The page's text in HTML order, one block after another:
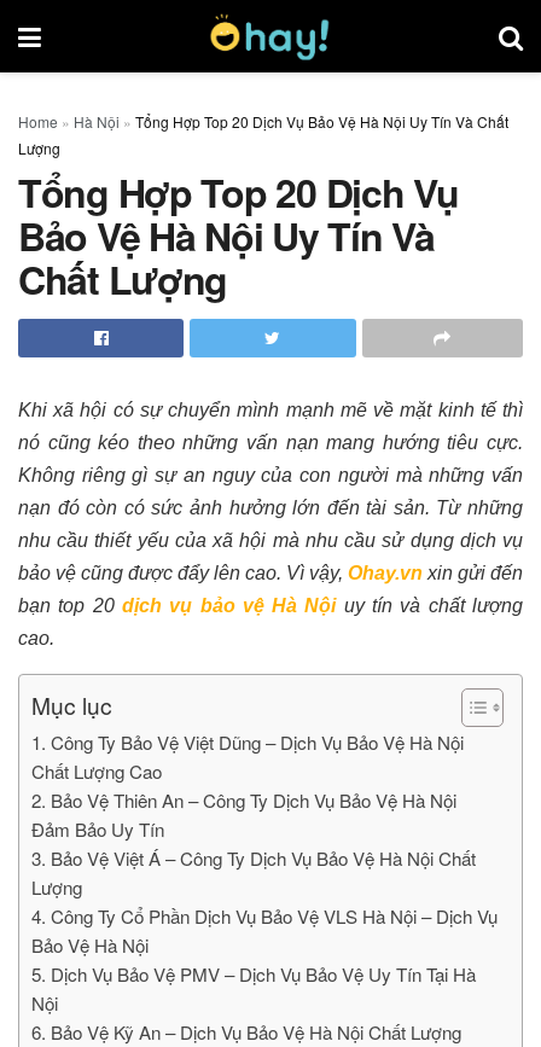
Home » Hà Nội » Tổng Hợp Top 20 Dịch Vụ Bảo Vệ Hà Nội Uy Tín Và Chất
Lượng
Tổng Hợp Top 20 Dịch Vụ
Bảo Vệ Hà Nội Uy Tín Và
Chất Lượng
Khi xã hội có sự chuyển mình mạnh mẽ về mặt kinh tế thì
nó cũng kéo theo những vấn nạn mang hướng tiêu cực.
Không riêng gì sự an nguy của con người mà những vấn
nạn đó còn có sức ảnh hưởng lớn đến tài sản. Từ những
nhu cầu thiết yếu của xã hội mà nhu cầu sử dụng dịch vụ
bảo vệ cũng được đẩy lên cao. Vì vậy, Ohay.vn xin gửi đến
bạn top 20dịch vụ bảo vệ Hà Nộiuy tín và chất lượng
cao.
Mục lục
1. Công Ty Bảo Vệ Việt Dũng – Dịch Vụ Bảo Vệ Hà Nội
Chất Lượng Cao
2. Bảo Vệ Thiên An – Công Ty Dịch Vụ Bảo Vệ Hà Nội
Đảm Bảo Uy Tín
3. Bảo Vệ Việt Á – Công Ty Dịch Vụ Bảo Vệ Hà Nội Chất
Lượng
4. Công Ty Cổ Phần Dịch Vụ Bảo Vệ VLS Hà Nội – Dịch Vụ
Bảo Vệ Hà Nội
5. Dịch Vụ Bảo Vệ PMV – Dịch Vụ Bảo Vệ Uy Tín Tại Hà
Nội
6. Bảo Vệ Kỹ An – Dịch Vụ Bảo Vệ Hà Nội Chất Lượng